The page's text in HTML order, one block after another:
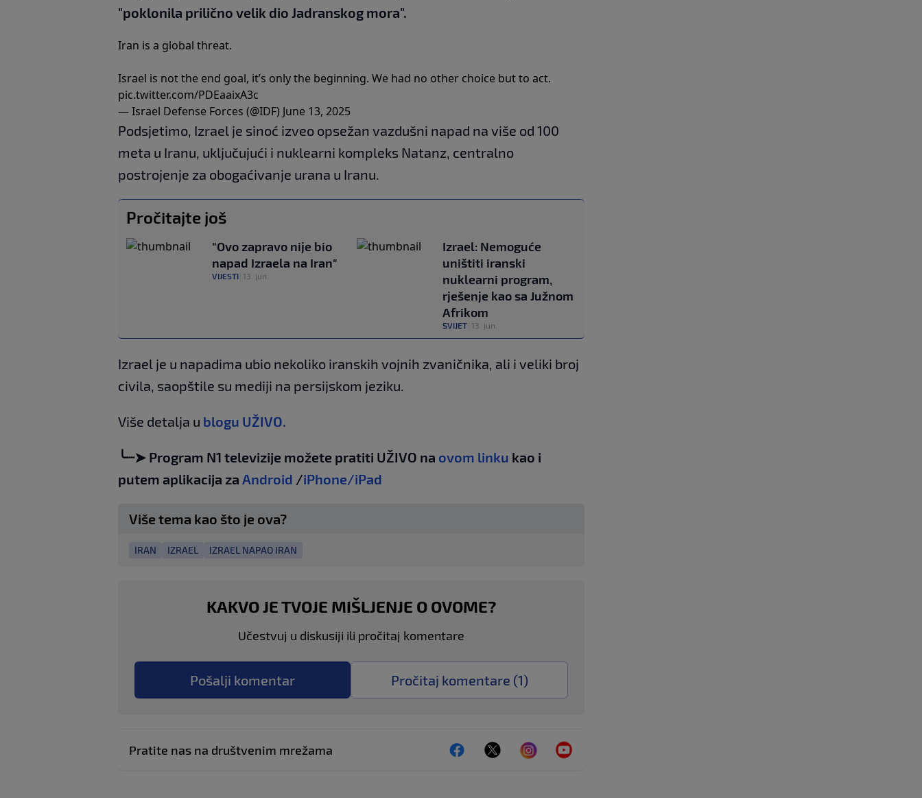
"poklonila prilično velik dio Jadranskog mora".
Iran is a global threat.
Israel is not the end goal, it’s only the beginning. We had no other choice but to act.
pic.twitter.com/PDEaaixA3c
— Israel Defense Forces (@IDF) June 13, 2025
Podsjetimo, Izrael je sinoć izveo opsežan vazdušni napad na više od 100
meta u Iranu, uključujući i nuklearni kompleks Natanz, centralno
postrojenje za obogaćivanje urana u Iranu.
Pročitajte još
"Ovo zapravo nije bio
napad Izraela na Iran"
VIJESTI 13. jun.
Izrael: Nemoguće
uništiti iranski
nuklearni program,
rješenje kao sa Južnom
Afrikom
SVIJET 13. jun.
Izrael je u napadima ubio nekoliko iranskih vojnih zvaničnika, ali i veliki broj
civila, saopštile su mediji na persijskom jeziku.
Više detalja u blogu UŽIVO.
╰┈➤ Program N1 televizije možete pratiti UŽIVO na ovom linku kao i
putem aplikacija za Android /iPhone/iPad
Više tema kao što je ova?
IRAN IZRAEL IZRAEL NAPAO IRAN
KAKVO JE TVOJE MIŠLJENJE O OVOME?
Učestvuj u diskusiji ili pročitaj komentare
Pošalji komentar Pročitaj komentare (1)
Pratite nas na društvenim mrežama